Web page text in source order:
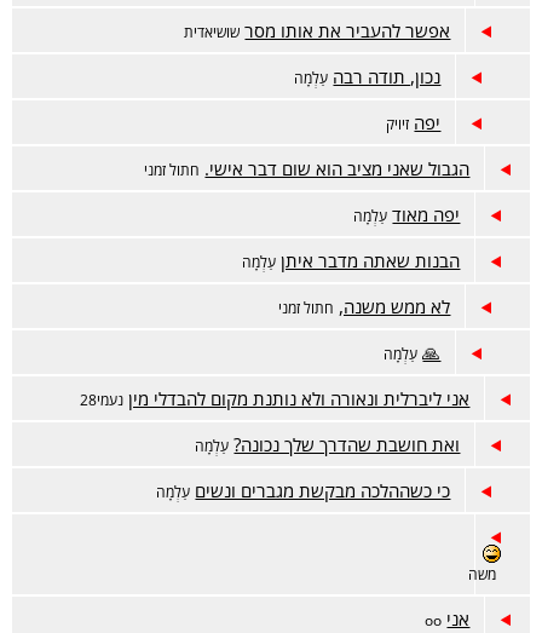
אפשר להעביר את אותו מסר שושיאדית
נכון, תודה רבה עַלְמָה
יפה זיויק
הגבול שאני מציב הוא שום דבר אישי. חתול זמני
יפה מאוד עַלְמָה
הבנות שאתה מדבר איתן עַלְמָה
לא ממש משנה, חתול זמני
🙏 עַלְמָה
אני ליברלית ונאורה ולא נותנת מקום להבדלי מין נעמי28
ואת חושבת שהדרך שלך נכונה? עַלְמָה
כי כשההלכה מבקשת מגברים ונשים עַלְמָה
משה
אני oo